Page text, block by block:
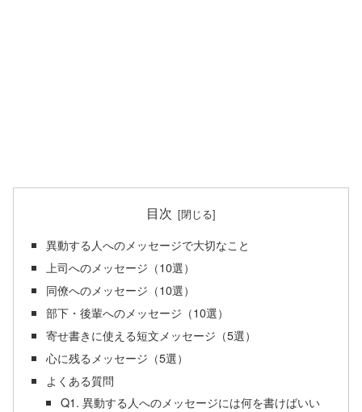
目次
異動する人へのメッセージで大切なこと
上司へのメッセージ（10選）
同僚へのメッセージ（10選）
部下・後輩へのメッセージ（10選）
寄せ書きに使える短文メッセージ（5選）
心に残るメッセージ（5選）
よくある質問
Q1. 異動する人へのメッセージには何を書けばいい